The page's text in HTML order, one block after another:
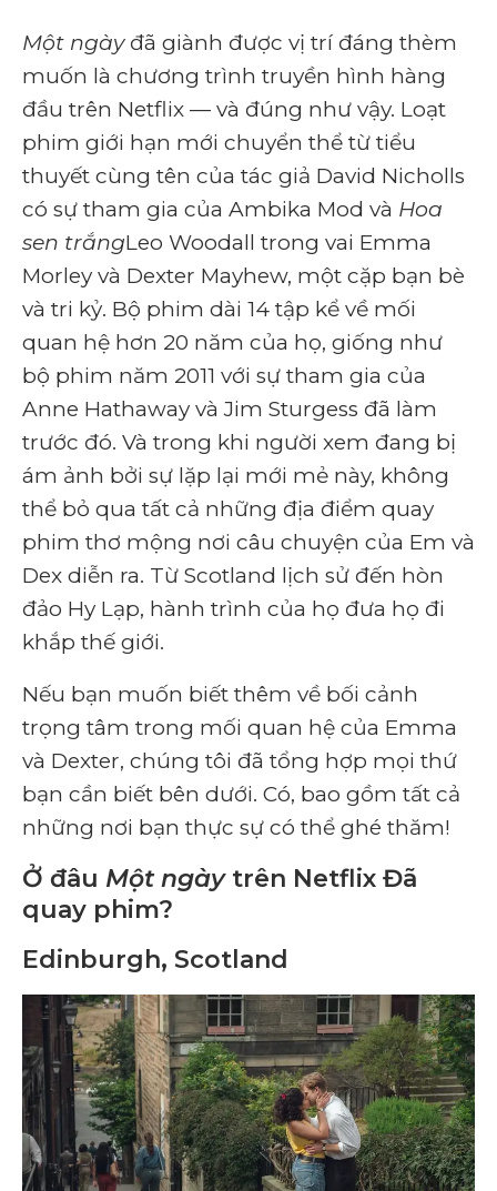
Một ngàyđã giành được vị trí đáng thèm
muốn là chương trình truyền hình hàng
đầu trên Netflix — và đúng như vậy. Loạt
phim giới hạn mới chuyển thể từ tiểu
thuyết cùng tên của tác giả David Nicholls
có sự tham gia của Ambika Mod và Hoa
sen trắngLeo Woodall trong vai Emma
Morley và Dexter Mayhew, một cặp bạn bè
và tri kỷ. Bộ phim dài 14 tập kể về mối
quan hệ hơn 20 năm của họ, giống như
bộ phim năm 2011 với sự tham gia của
Anne Hathaway và Jim Sturgess đã làm
trước đó. Và trong khi người xem đang bị
ám ảnh bởi sự lặp lại mới mẻ này, không
thể bỏ qua tất cả những địa điểm quay
phim thơ mộng nơi câu chuyện của Em và
Dex diễn ra. Từ Scotland lịch sử đến hòn
đảo Hy Lạp, hành trình của họ đưa họ đi
khắp thế giới.
Nếu bạn muốn biết thêm về bối cảnh
trọng tâm trong mối quan hệ của Emma
và Dexter, chúng tôi đã tổng hợp mọi thứ
bạn cần biết bên dưới. Có, bao gồm tất cả
những nơi bạn thực sự có thể ghé thăm!
Ở đâu Một ngàytrên Netflix Đã
quay phim?
Edinburgh, Scotland